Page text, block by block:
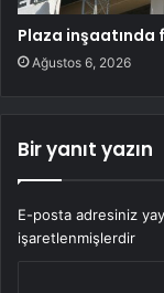
Plaza inşaatında
Ağustos 6, 2026
Bir yanıt yazın
E-posta adresiniz
işaretlenmişlerdir